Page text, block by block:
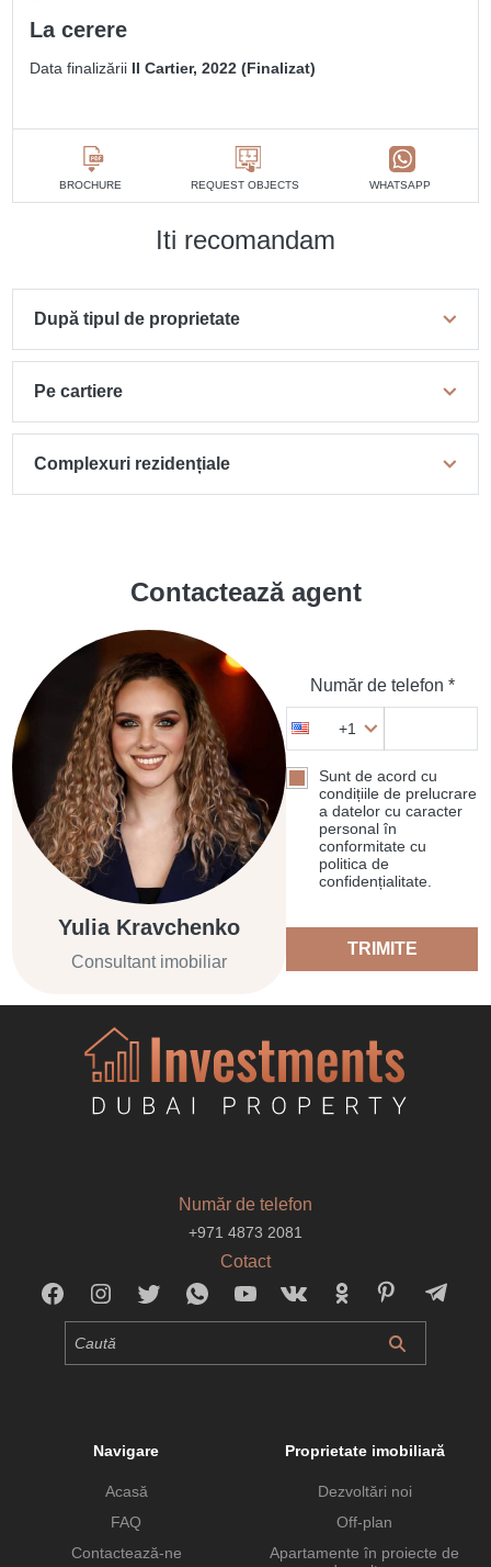
La cerere
Data finalizării II Cartier, 2022 (Finalizat)
BROCHURE REQUEST OBJECTS WHATSAPP
Iti recomandam
După tipul de proprietate
Pe cartiere
Complexuri rezidențiale
Contactează agent
Yulia Kravchenko
Consultant imobiliar
Număr de telefon *
+1
Sunt de acord cu
condițiile de prelucrare
a datelor cu caracter
personal în
conformitate cu
politica de
confidențialitate.
TRIMITE
Număr de telefon
+971 4873 2081
Cotact
Navigare
Acasă
FAQ
Contactează-ne
Proprietate imobiliară
Dezvoltări noi
Off-plan
Apartamente în proiecte de